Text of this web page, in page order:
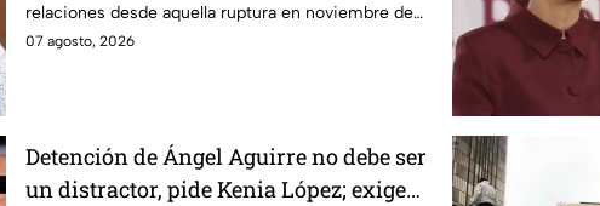
relaciones desde aquella ruptura en noviembre de
2025.
07 agosto, 2026
Detención de Ángel Aguirre no debe ser
un distractor, pide Kenia López; exige